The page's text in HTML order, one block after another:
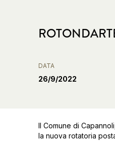
DATA
26/9/2022
Il Comune di
la nuova rotatoria